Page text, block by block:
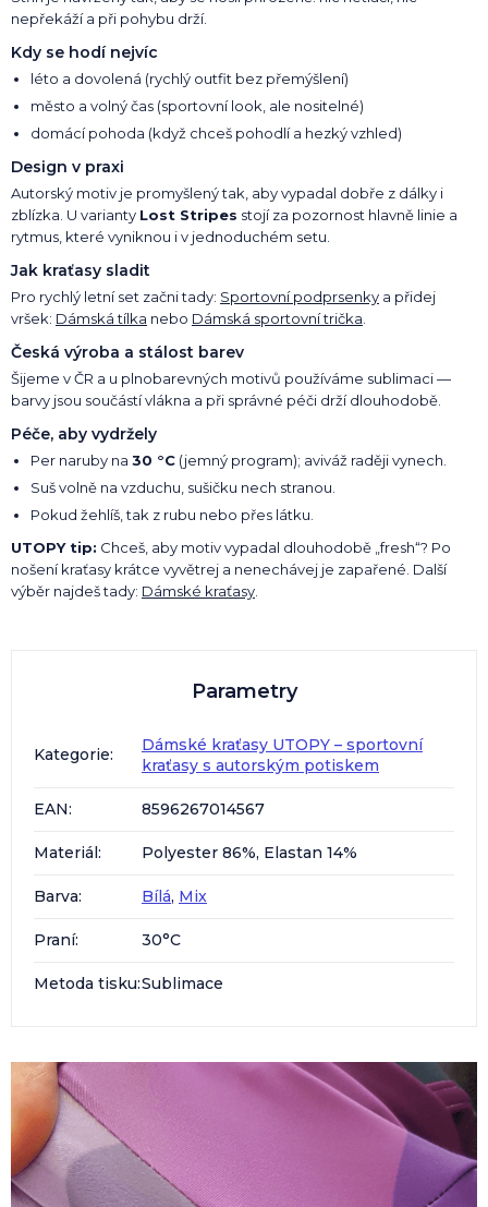
nepřekáží a při pohybu drží.
Kdy se hodí nejvíc
léto a dovolená (rychlý outfit bez přemýšlení)
město a volný čas (sportovní look, ale nositelné)
domácí pohoda (když chceš pohodlí a hezký vzhled)
Design v praxi
Autorský motiv je promyšlený tak, aby vypadal dobře z dálky i
zblízka. U varianty Lost Stripes stojí za pozornost hlavně linie a
rytmus, které vyniknou i v jednoduchém setu.
Jak kraťasy sladit
Pro rychlý letní set začni tady: Sportovní podprsenky a přidej
vršek: Dámská tílka nebo Dámská sportovní trička
Česká výroba a stálost barev
Šijeme v ČR a u plnobarevných motivů používáme sublimaci —
barvy jsou součástí vlákna a při správné péči drží dlouhodobě.
Péče, aby vydržely
Per naruby na 30 °C (jemný program); aviváž raději vynech.
Suš volně na vzduchu, sušičku nech stranou.
Pokud žehlíš, tak z rubu nebo přes látku.
UTOPY tip: Chceš, aby motiv vypadal dlouhodobě „fresh“? Po
nošení kraťasy krátce vyvětrej a nenechávej je zapařené. Další
výběr najdeš tady: Dámské kraťasy
Parametry
Kategorie:
Dámské kraťasy UTOPY – sportovní
kraťasy s autorským potiskem
EAN: 8596267014567
Materiál: Polyester 86%, Elastan 14%
Barva: Bílá, Mix
Praní: 30°C
Metoda tisku:Sublimace